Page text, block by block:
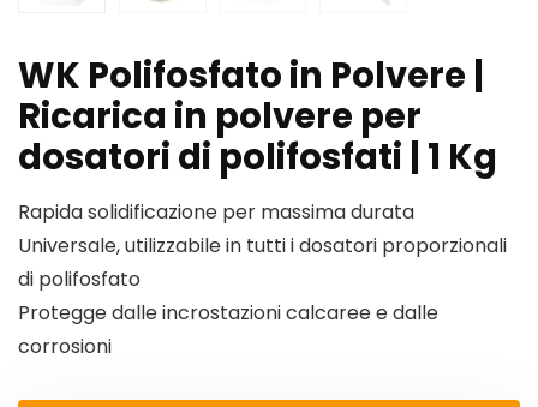
WK Polifosfato in Polvere |
Ricarica in polvere per
dosatori di polifosfati | 1 Kg
Rapida solidificazione per massima durata
Universale, utilizzabile in tutti i dosatori proporzionali
di polifosfato
Protegge dalle incrostazioni calcaree e dalle
corrosioni